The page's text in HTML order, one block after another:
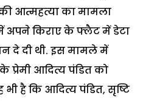
आत्महत्या का मामला
अपने किराए के फ्लैट में डेटा
दे दी थी. इस मामले में
प्रेमी आदित्य पंडित को
है कि आदित्य पंडित, सृष्टि